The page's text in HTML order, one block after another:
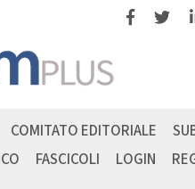
Facebook
COMITATO EDITORIALE
FASCICOLI LOGIN